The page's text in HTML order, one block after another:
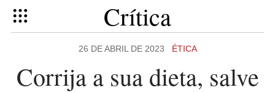
Crítica
26 DE ABRIL DE 2023 ÉTICA
Corrija a sua dieta, salve